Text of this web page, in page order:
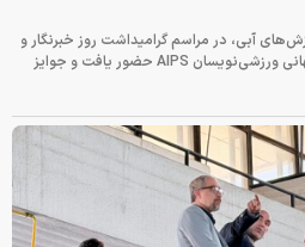
آبی، در مراسم گرامیداشت روز خبرنگار و
تقدیر از برگزیدگان هشتمین جایزه جهانی ورزشی‌نویسان AIPS حضور یافت و جوایز